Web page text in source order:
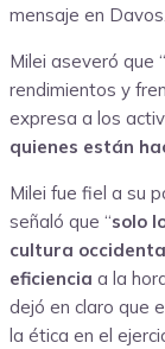
mensaje en Davos.
Milei aseveró que
rendimientos y
expresa a los
quienes están
Milei fue fiel a su
señaló que “solo
cultura
eficiencia a la
dejó en claro que
la ética en el